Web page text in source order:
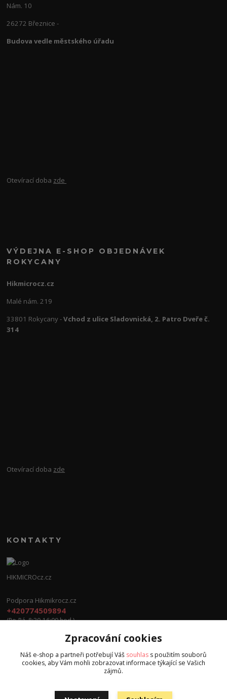
Nám. 10
26272 Březnice -
Budova vedle městského úřadu
Otevírací doba zde
VÝDEJNA E-SHOP OBJEDNÁVEK
ROKYCANY
Hikmicrocz.cz
Malé nám. 219
33801 Rokycany -Vchod z ulice Sladovnická, 2. Patro Dveře č.
314
Otevírací doba zde
KONTAKTY
HIKMICROcz.cz
Podpora Hikmikrocz.cz
+420774509894
(Po-Pá, 8:30-16:00 hod.)
info@hikmicrocz.cz
Zpracování cookies
Náš e-shop a partneři potřebují Váš souhlas s použitím souborů
cookies, aby Vám mohli zobrazovat informace týkající se Vašich
zájmů.